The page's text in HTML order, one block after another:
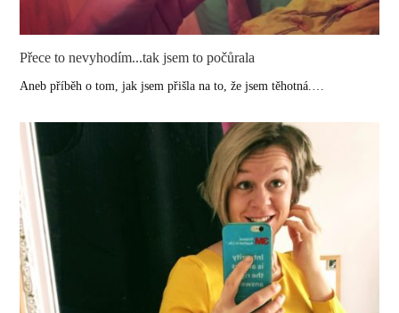
Přece to nevyhodím...tak jsem to počůrala
Aneb příběh o tom, jak jsem přišla na to, že jsem těhotná.…